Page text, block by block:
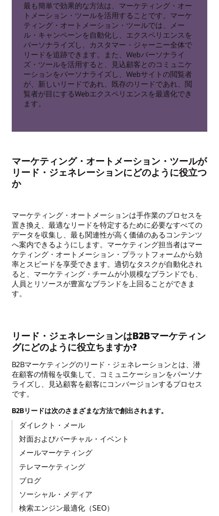
最も簡単で効果的な方法は、マーケティング・オー
トメーション・ツールを活用することです。マーケ
ティング・オートメーション・ツールでは、メー
ル・キャンペーンを自動化し、エクスペリエンスを
パーソナライズし、カスタマー・ジャーニー全体で
リードを追跡できます。また、Webパーソナライ
ズ・ツールを活用すると、見込顧客とのコミュニケ
ーションをパーソナライズし、Webサイトの閲覧者
が、新しいリードであれ、既存のリードであれ、閲
覧者が目にするWebエクスペリエンスを最適化でき
ます。
マーケティング・オートメーション・ツールが
リード・ジェネレーションにどのように役立つ
か
マーケティング・オートメーションは手作業のプロセスを
置き換え、最適なリードを特定するために必要なすべての
データを収集し、最も関連性が高く価値のあるコンテンツ
へ案内できるようにします。マーケティング担当者はマー
ケティング・オートメーション・プラットフォームから効
率とスピードを享受できます。適切なタスクが自動化され
ると、マーケティング・チームが小規模なブランドでも、
人員とリソースが豊富なブランドを上回ることができま
す。
リード・ジェネレーションはB2Bマーケティン
グにどのように役立ちますか?
B2Bマーケティングのリード・ジェネレーションとは、潜
在顧客の情報を収集して、コミュニケーションをパーソナ
ライズし、見込顧客を顧客にコンバージョンするプロセス
です。
B2Bリードは次のさまざまな方法で創出されます。
ダイレクト・メール
対面およびバーチャル・イベント
メールマーケティング
テレマーケティング
ブログ
ソーシャル・メディア
検索エンジン最適化（SEO）